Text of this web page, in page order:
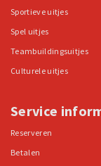
Sportieve uitjes
Spel uitjes
Teambuildingsuitjes
Culturele uitjes
Service
Reserveren
Betalen